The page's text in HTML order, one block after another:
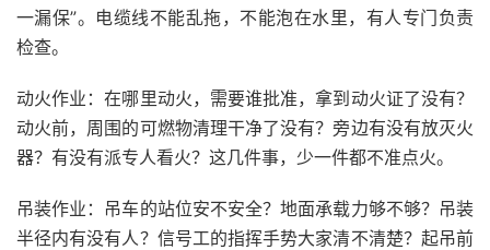
一漏保”。电缆线不能乱拖，不能泡在水里，有人专门负责
检查。
动火作业：在哪里动火，需要谁批准，拿到动火证了没有？
动火前，周围的可燃物清理干净了没有？旁边有没有放灭火
器？有没有派专人看火？这几件事，少一件都不准点火。
吊装作业：吊车的站位安不安全？地面承载力够不够？吊装
半径内有没有人？信号工的指挥手势大家清不清楚？起吊前